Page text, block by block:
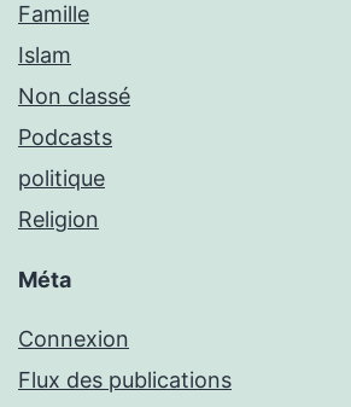
Famille
Islam
Non classé
Podcasts
politique
Religion
Méta
Connexion
Flux des publications